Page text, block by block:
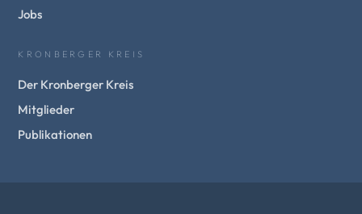
Jobs
KRONBERGER KREIS
Der Kronberger Kreis
Mitglieder
Publikationen